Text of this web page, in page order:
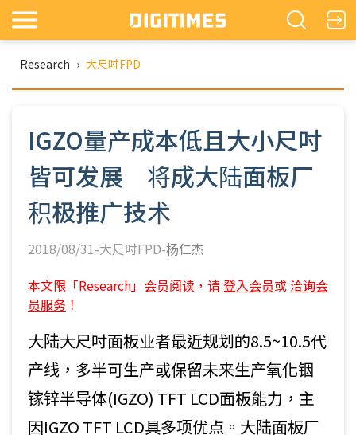
Research › 大尺吋FPD
IGZO量产成本低且大小尺吋
皆可发展 将成大陆面板厂
积极推广技术
2018/08/31-大尺吋FPD-杨仁杰
本文限「Research」会员阅读，请登入会员或 洽询会
员服务 ！
大陆大尺吋面板业者最近规划的8.5~10.5代
产线，多半可生产或保留未来生产氧化铟
镓锌半导体(IGZO) TFT LCD面板能力，主
因IGZO TFT LCD具多项优点。大陆面板厂